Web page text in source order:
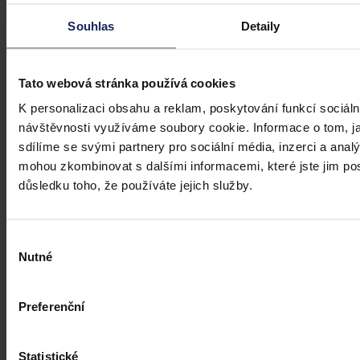
Souhlas Detaily
Tato webová stránka používá cookies
K personalizaci obsahu a reklam, poskytování funkcí
návštěvnosti využíváme soubory cookie. Informace o tom,
sdílíme se svými partnery pro sociální média, inzerci a
mohou zkombinovat s dalšími informacemi, které jste jim
důsledku toho, že používáte jejich služby.
souhlasu
Nutné
Preferenční
Statistické
Kdy je možné sáhnout po jinak
Tento článek shrnuje nedávný rozsudek Evropského soudu pro
lidská práva (ESLP) v kauze Mortensen proti Dánsku, který může
sehrát roli v dalším řešení obdobných případů na ochranu osobnosti,
zejména pokud se jedná o působení na sociálních sítích,
předchozího jednání poškozeného a reálných základů pro hodnotící
Kolektiv autorů